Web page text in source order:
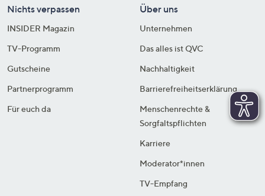
Nichts verpassen
INSIDER Magazin
TV-Programm
Gutscheine
Partnerprogramm
Für euch da
Über uns
Unternehmen
Das alles ist QVC
Nachhaltigkeit
Barrierefreiheitserklärung
Menschenrechte &
Sorgfaltspflichten
Karriere
Moderator*innen
TV-Empfang